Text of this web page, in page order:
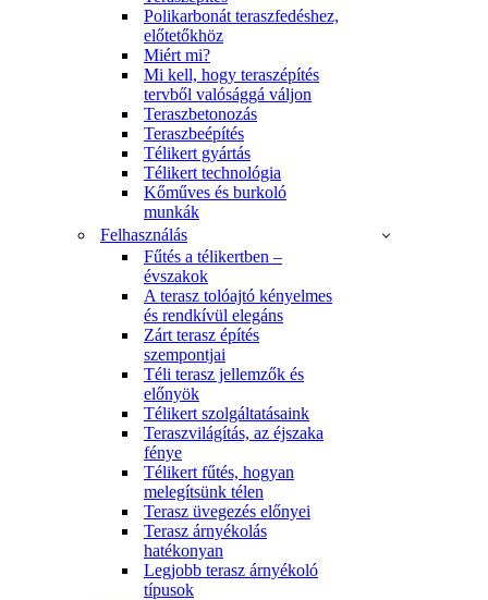
Polikarbonát teraszfedéshez,
előtetőkhöz
Miért mi?
Mi kell, hogy teraszépítés
tervből valósággá váljon
Teraszbetonozás
Teraszbeépítés
Télikert gyártás
Télikert technológia
Kőműves és burkoló
munkák
Felhasználás
Fűtés a télikertben –
évszakok
A terasz tolóajtó kényelmes
és rendkívül elegáns
Zárt terasz építés
szempontjai
Téli terasz jellemzők és
előnyök
Télikert szolgáltatásaink
Teraszvilágítás, az éjszaka
fénye
Télikert fűtés, hogyan
melegítsünk télen
Terasz üvegezés előnyei
Terasz árnyékolás
hatékonyan
Legjobb terasz árnyékoló
típusok